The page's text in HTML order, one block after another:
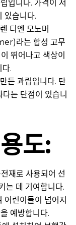
입니다. 가격이 저
있습니다.
디엔 모노머
라는 합성 고무
뛰어나고 색상이
.
든 과립입니다. 탄
는 단점이 있습니
도:
재로 사용되어 선
는 데 기여합니다.
린이들이 넘어지
예방합니다.